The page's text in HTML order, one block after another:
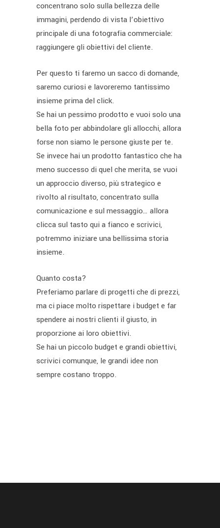
concentrano solo sulla bellezza delle
immagini, perdendo di vista l’obiettivo
principale di una fotografia commerciale:
raggiungere gli obiettivi del cliente.
Per questo ti faremo un sacco di domande,
saremo curiosi e lavoreremo tantissimo
insieme prima del click.
Se hai un pessimo prodotto e vuoi solo una
bella foto per abbindolare gli allocchi, allora
forse non siamo le persone giuste per te.
Se invece hai un prodotto fantastico che ha
meno successo di quel che merita, se vuoi
un approccio diverso, più strategico e
rivolto al risultato, concentrato sulla
comunicazione e sul messaggio… allora
clicca sul tasto qui a fianco e scrivici,
potremmo iniziare una bellissima storia
insieme.
Quanto costa?
Preferiamo parlare di progetti che di prezzi,
ma ci piace molto rispettare i budget e far
spendere ai nostri clienti il giusto, in
proporzione ai loro obiettivi.
Se hai un piccolo budget e grandi obiettivi,
scrivici comunque, le grandi idee non
sempre costano troppo.